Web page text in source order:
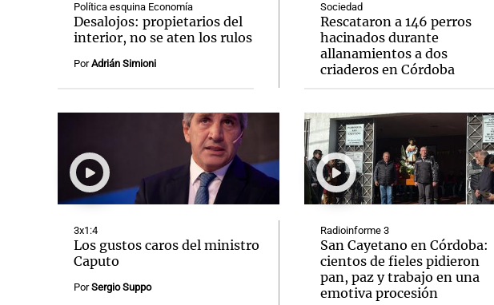
Política esquina Economía
Desalojos: propietarios del
interior, no se aten los rulos
PorAdrián Simioni
3x1:4
Los gustos caros del ministro
Caputo
PorSergio Suppo
Sociedad
Rescataron a 146 perros
hacinados durante
allanamientos a dos
criaderos en Córdoba
Radioinforme 3
San Cayetano en Córdoba:
cientos de fieles pidieron
pan, paz y trabajo en una
emotiva procesión
Notas